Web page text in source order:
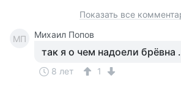
Показать все
МП Михаил Попов
так я о чем надоели
8 лет 1